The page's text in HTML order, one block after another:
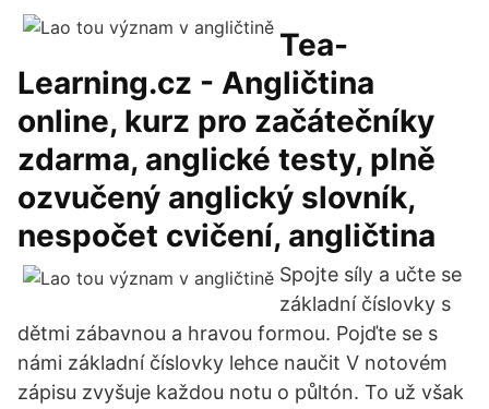
Tea-
Learning.cz - Angličtina
online, kurz pro začátečníky
zdarma, anglické testy, plně
ozvučený anglický slovník,
nespočet cvičení, angličtina
Spojte síly a učte se
základní číslovky s
dětmi zábavnou a hravou formou. Pojďte se s
námi základní číslovky lehce naučit V notovém
zápisu zvyšuje každou notu o půltón. To už však